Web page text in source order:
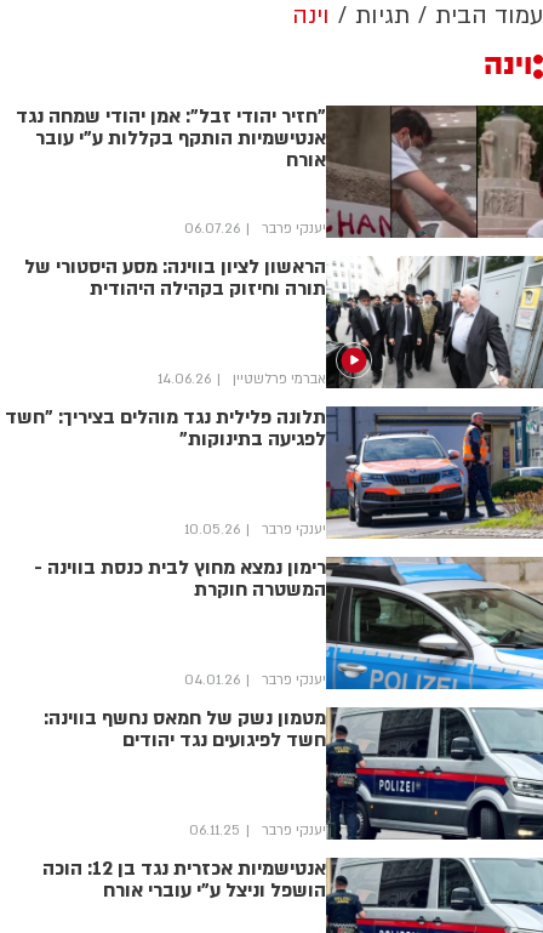
עמוד הבית תגיות וינה
וינה
"חזיר יהודי זבל": אמן יהודי שמחה נגד
אנטישמיות הותקף בקללות ע"י עובר
אורח
יענקי פרבר 06.07.26
הראשון לציון בווינה: מסע היסטורי של
תורה וחיזוק בקהילה היהודית
אברמי פרלשטיין 14.06.26
תלונה פלילית נגד מוהלים בציריך: "חשד
לפגיעה בתינוקות"
יענקי פרבר 10.05.26
רימון נמצא מחוץ לבית כנסת בווינה -
המשטרה חוקרת
יענקי פרבר 04.01.26
מטמון נשק של חמאס נחשף בווינה:
חשד לפיגועים נגד יהודים
יענקי פרבר 06.11.25
אנטישמיות אכזרית נגד בן 12: הוכה
הושפל וניצל ע"י עוברי אורח